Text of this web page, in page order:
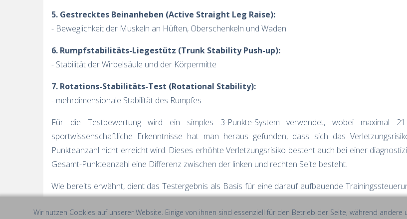
5. Gestrecktes Beinanheben (Active Straight Leg Raise):
- Beweglichkeit der Muskeln an Hüften, Oberschenkeln und Waden
6. Rumpfstabilitäts-Liegestütz (Trunk Stability Push-up):
- Stabilität der Wirbelsäule und der Körpermitte
7. Rotations-Stabilitäts-Test (Rotational Stability):
- mehrdimensionale Stabilität des Rumpfes
Für die Testbewertung wird ein simples 3-Punkte-System verwendet, wobei maximal
sportwissenschaftliche Erkenntnisse hat man heraus gefunden, dass sich das
Punkteanzahl nicht erreicht wird. Dieses erhöhte Verletzungsrisiko besteht auch bei einer
Gesamt-Punkteanzahl eine Differenz zwischen der linken und rechten Seite besteht.
Wie bereits erwähnt, dient das Testergebnis als Basis für eine darauf aufbauende
die Behebung der gemessenen Defizite abgezielt.
Wir nutzen Cookies auf unserer Website. Einige von ihnen sind essenziell für den Betrieb der Seite, während